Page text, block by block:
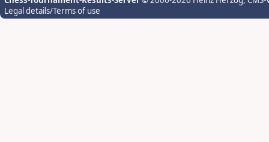
Legal details/Terms of use